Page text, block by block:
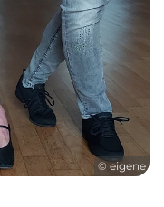
© eigene